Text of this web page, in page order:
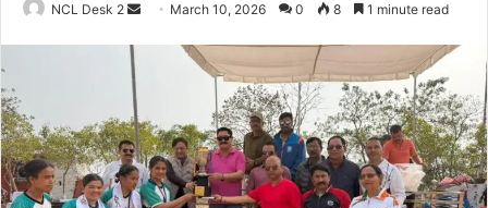
NCL Desk 2
n
e
m
March 10, 2026 0 8 1 minute read